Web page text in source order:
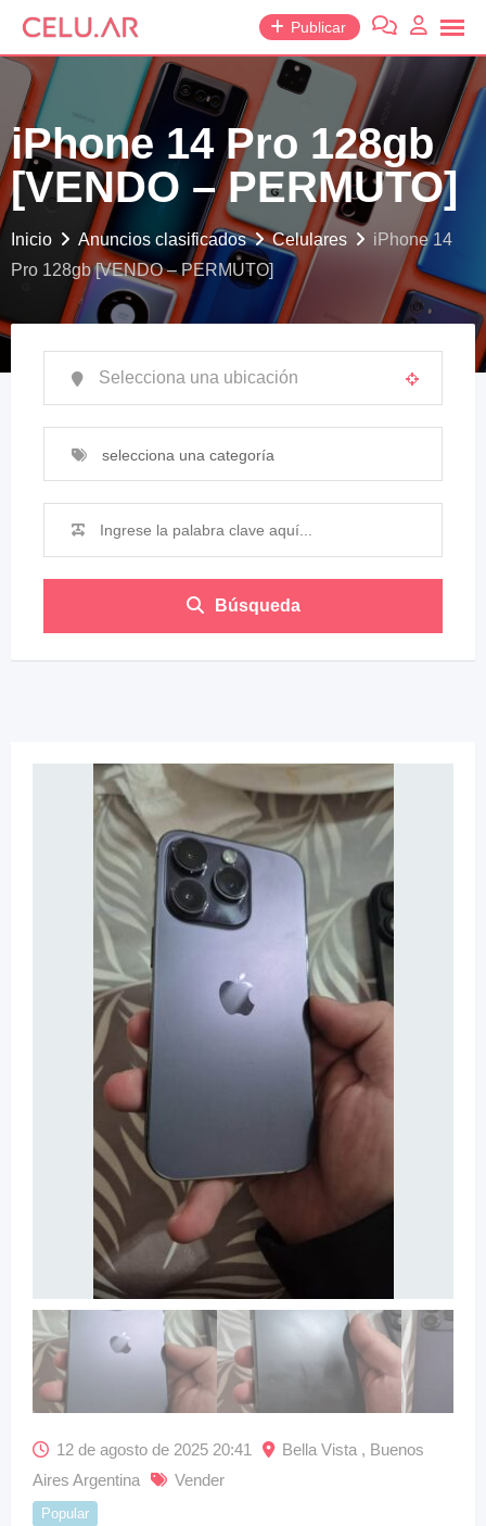
saltar
contenido
Publicar
iPhone 14 Pro 128gb
[VENDO – PERMUTO]
Inicio Anuncios clasificados Celulares
iPhone 14
Pro 128gb [VENDO – PERMUTO]
selecciona una categoría
Búsqueda
12 de agosto de 2025 20:41
Bella Vista , Buenos
Aires Argentina
Vender
Popular